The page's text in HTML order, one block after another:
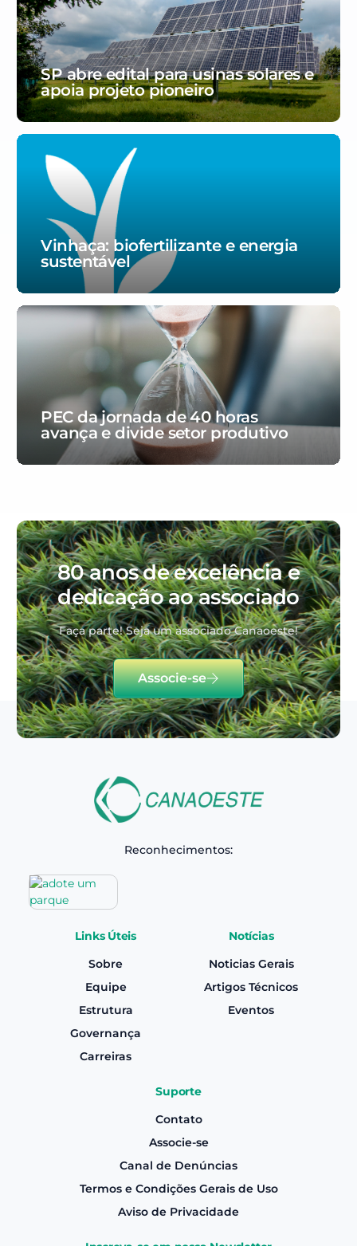
SP abre edital para usinas solares e
apoia projeto pioneiro
Vinhaça: biofertilizante e energia
sustentável
PEC da jornada de 40 horas
avança e divide setor produtivo
80 anos de excelência e
dedicação ao associado
Faça parte! Seja um associado Canaoeste!
Associe-se
Reconhecimentos:
Links Úteis
Sobre
Equipe
Estrutura
Governança
Carreiras
Notícias
Noticias Gerais
Artigos Técnicos
Eventos
Suporte
Contato
Associe-se
Canal de Denúncias
Termos e Condições Gerais de Uso
Aviso de Privacidade